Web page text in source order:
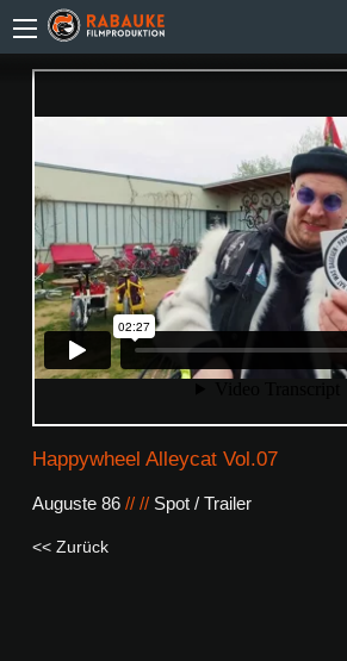
Happywheel Alleycat Vol.07
Auguste 86// // Spot / Trailer
<< Zurück